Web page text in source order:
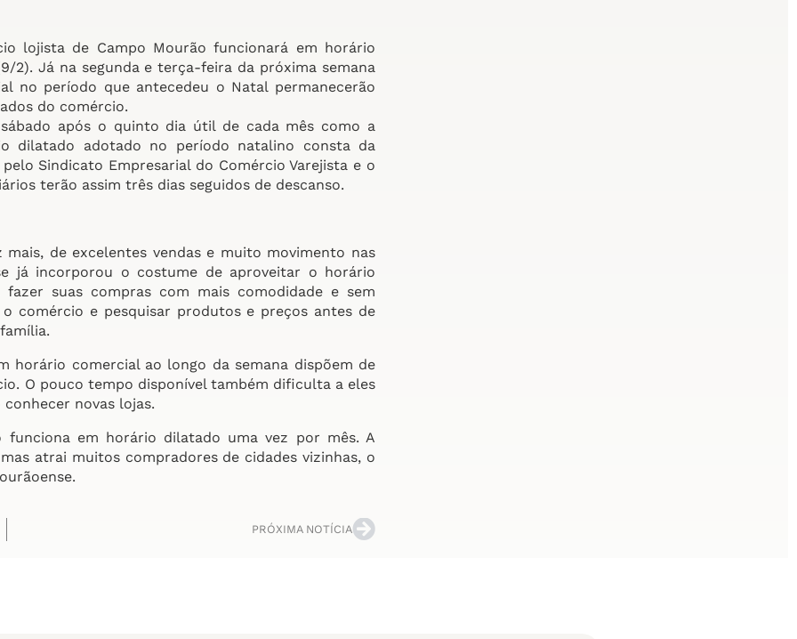
lojista de Campo Mourão funcionará em horário
2). Já na segunda e terça-feira da próxima semana
no período que antecedeu o Natal permanecerão
do comércio.
após o quinto dia útil de cada mês como a
dilatado adotado no período natalino consta da
Sindicato Empresarial do Comércio Varejista e o
terão assim três dias seguidos de descanso.
de excelentes vendas e muito movimento nas
já incorporou o costume de aproveitar o horário
suas compras com mais comodidade e sem
comércio e pesquisar produtos e preços antes de
horário comercial ao longo da semana dispõem de
O pouco tempo disponível também dificulta a eles
novas lojas.
funciona em horário dilatado uma vez por mês. A
atrai muitos compradores de cidades vizinhas, o
PRÓXIMA NOTÍCIA